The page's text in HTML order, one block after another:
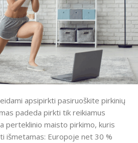
apsipirkti pasiruoškite pirkinių
padeda pirkti tik reikiamus
perteklinio maisto pirkimo, kuris
išmetamas: Europoje net 30 %